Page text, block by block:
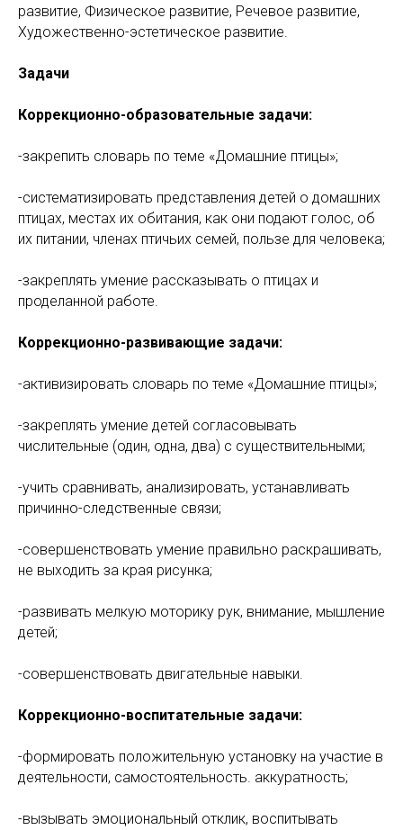
развитие, Физическое развитие, Речевое развитие,
Художественно-эстетическое развитие.
Задачи
Коррекционно-образовательные задачи:
-закрепить словарь по теме «Домашние птицы»;
-систематизировать представления детей о домашних
птицах, местах их обитания, как они подают голос, об
их питании, членах птичьих семей, пользе для человека;
-закреплять умение рассказывать о птицах и
проделанной работе.
Коррекционно-развивающие задачи:
-активизировать словарь по теме «Домашние птицы»;
-закреплять умение детей согласовывать
числительные (один, одна, два) с существительными;
-учить сравнивать, анализировать, устанавливать
причинно-следственные связи;
-совершенствовать умение правильно раскрашивать,
не выходить за края рисунка;
-развивать мелкую моторику рук, внимание, мышление
детей;
-совершенствовать двигательные навыки.
Коррекционно-воспитательные задачи:
-формировать положительную установку на участие в
деятельности, самостоятельность. аккуратность;
-вызывать эмоциональный отклик, воспитывать